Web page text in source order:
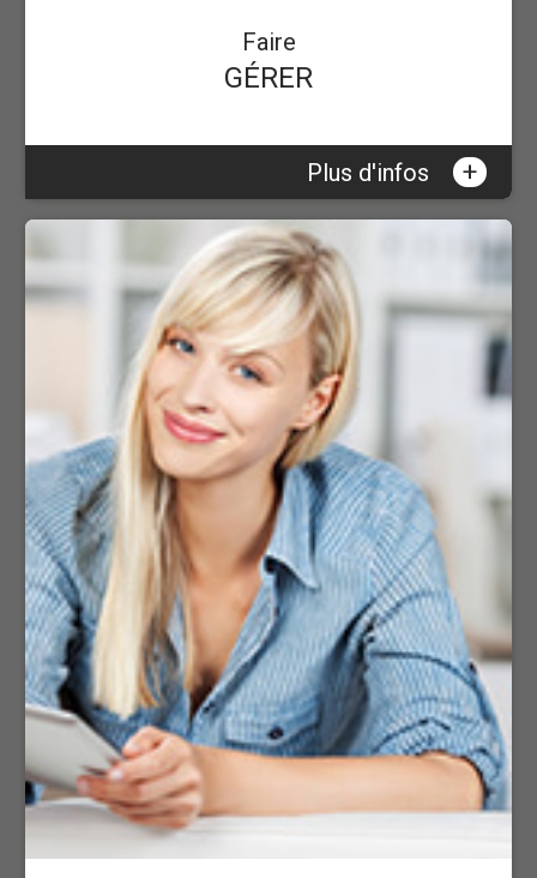
Faire
GÉRER
Plus d'infos +